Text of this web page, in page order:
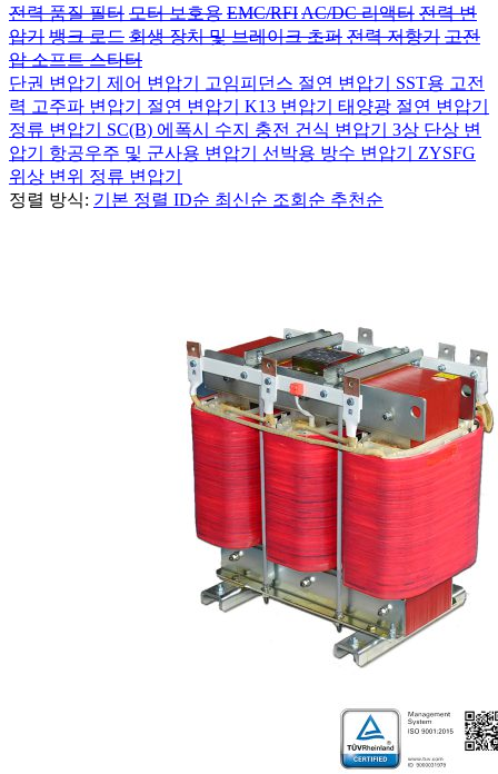
전력 품질 필터 모터 보호용 EMC/RFIAC/DC 리액터 전력 변
압기 뱅크 로드 회생 장치 및 브레이크 초퍼 전력 저항기 고전
압 소프트 스타터
단권 변압기 제어 변압기 고임피던스 절연 변압기 SST용 고전
력 고주파 변압기 절연 변압기 K13 변압기 태양광 절연 변압기
정류 변압기 SC(B) 에폭시 수지 충전 건식 변압기 3상 단상 변
압기 항공우주 및 군사용 변압기 선박용 방수 변압기 ZYSFG
위상 변위 정류 변압기
정렬 방식: 기본 정렬 ID순 최신순 조회순 추천순